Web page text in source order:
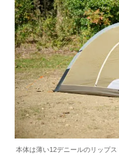
本体は薄い12デニールのリップ